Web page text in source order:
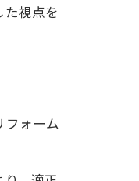
視点を
フォーム